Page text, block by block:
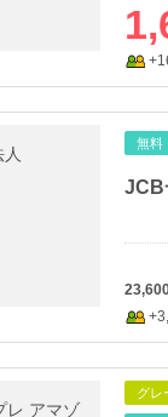
無料
JCB
グレ